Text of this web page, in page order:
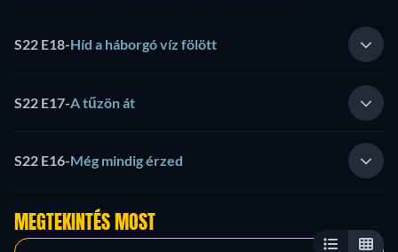
S22 E18-Híd a háborgó víz fölött
S22 E17-A tűzön át
S22 E16-Még mindig érzed
MEGTEKINTÉS MOST